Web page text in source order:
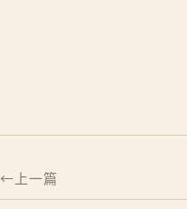
上一篇